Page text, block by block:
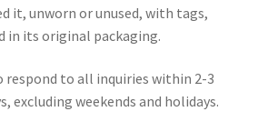
it, unworn or unused, with tags,
in its original packaging.
respond to all inquiries within 2-3
excluding weekends and holidays.